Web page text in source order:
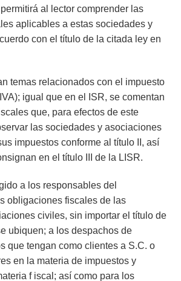
permitirá al lector comprender las
aplicables a estas sociedades y
con el título de la citada ley en
temas relacionados con el impuesto
igual que en el ISR, se comentan
que, para efectos de este
las sociedades y asociaciones
impuestos conforme al título II, así
en el título III de la LISR.
a los responsables del
obligaciones fiscales de las
civiles, sin importar el título de
ubiquen; a los despachos de
que tengan como clientes a S.C. o
en la materia de impuestos y
f iscal; así como para los